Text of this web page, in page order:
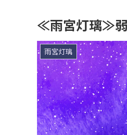
≪雨宮灯璃≫弱
雨宮灯璃